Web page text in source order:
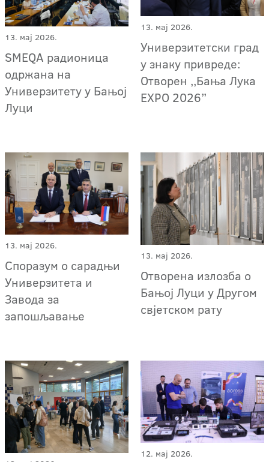
13. мај 2026.
SMEQA радионица
одржана на
Универзитету у Бањој
Луци
13. мај 2026.
Универзитетски град
у знаку привреде:
Отворен ,,Бања Лука
EXPO 2026”
13. мај 2026.
Споразум о сарадњи
Универзитета и
Завода за
запошљавање
13. мај 2026.
Отворена излозба о
Бањој Луци у Другом
свјетском рату
12. мај 2026.